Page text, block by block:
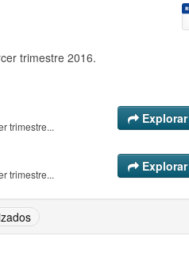
trimestre 2016.
trimestre...
Explorar
trimestre...
Explorar